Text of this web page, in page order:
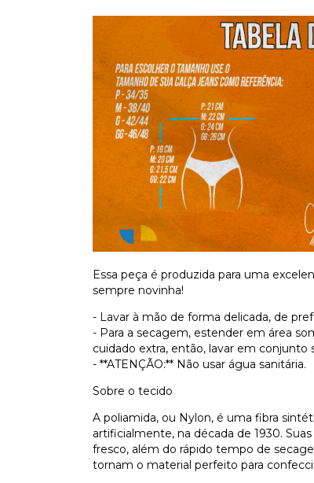
Essa peça é produzida para uma
sempre novinha!
- Lavar à mão de forma delicada, de
- Para a secagem, estender em área
cuidado extra, então, lavar em
- **ATENÇÃO:** Não usar água sanitária.
Sobre o tecido
A poliamida, ou Nylon, é uma fibra
artificialmente, na década de 1930.
fresco, além do rápido tempo de
tornam o material perfeito para